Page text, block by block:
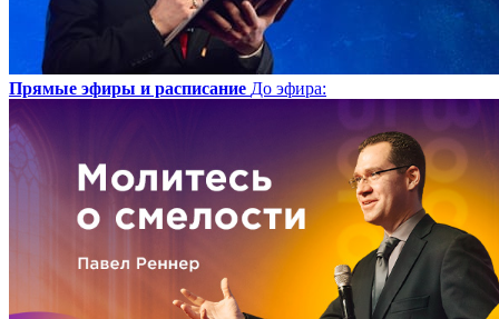
Прямые эфиры и расписание До эфира: